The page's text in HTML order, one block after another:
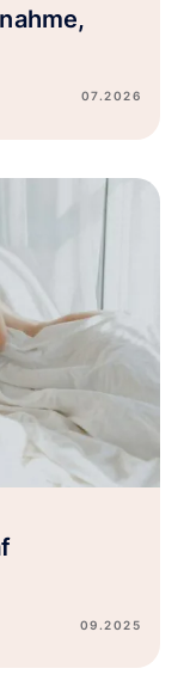
07.2026
09.2025